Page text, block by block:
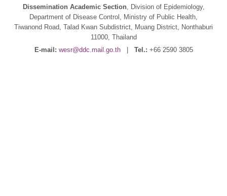
Dissemination Academic Section, Division of Epidemiology,
Department of Disease Control, Ministry of Public Health,
Tiwanond Road, Talad Kwan Subdistrict, Muang District, Nonthaburi
11000, Thailand
E-mail: wesr@ddc.mail.go.th| Tel.: +66 2590 3805